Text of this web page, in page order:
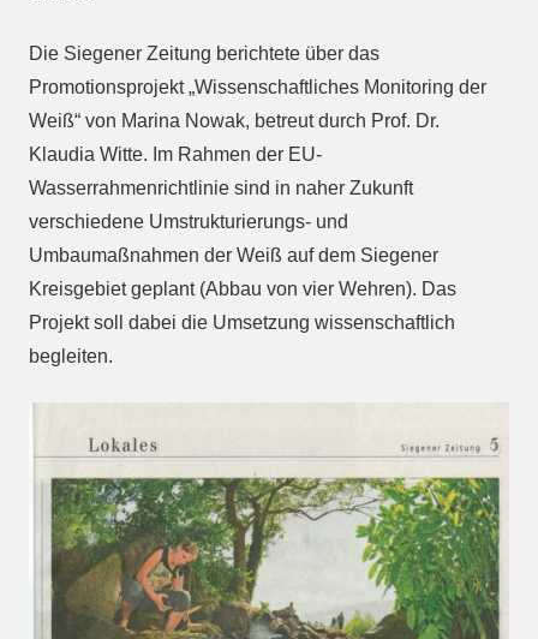
Die Siegener Zeitung berichtete über das
Promotionsprojekt „Wissenschaftliches Monitoring der
Weiß“ von Marina Nowak, betreut durch Prof. Dr.
Klaudia Witte. Im Rahmen der EU-
Wasserrahmenrichtlinie sind in naher Zukunft
verschiedene Umstrukturierungs- und
Umbaumaßnahmen der Weiß auf dem Siegener
Kreisgebiet geplant (Abbau von vier Wehren). Das
Projekt soll dabei die Umsetzung wissenschaftlich
begleiten.